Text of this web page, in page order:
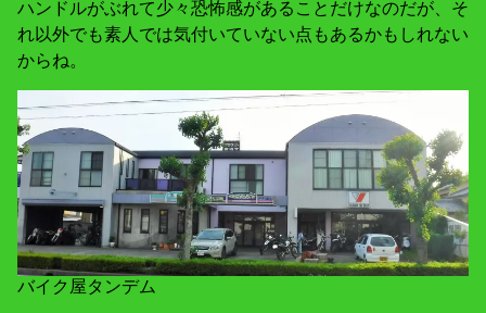
ハンドルがぶれて少々恐怖感があることだけなのだが、そ
れ以外でも素人では気付いていない点もあるかもしれない
からね。
バイク屋タンデム